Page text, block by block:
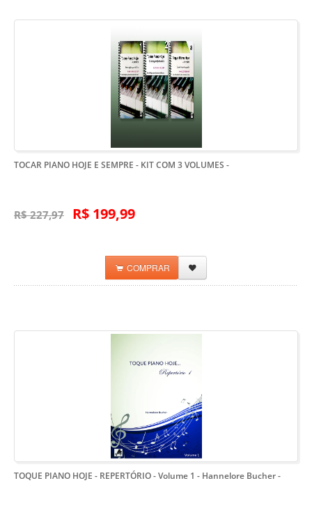
TOCAR PIANO HOJE E SEMPRE - KIT COM 3 VOLUMES -
R$ 227,97 R$ 199,99
COMPRAR
TOQUE PIANO HOJE - REPERTÓRIO - Volume 1 - Hannelore Bucher-